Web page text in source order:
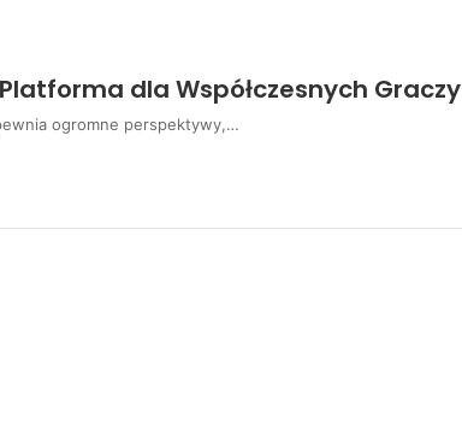
dla Współczesnych Graczy
ogromne perspektywy,…